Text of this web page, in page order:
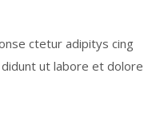
ctetur adipitys cing
ut labore et dolore